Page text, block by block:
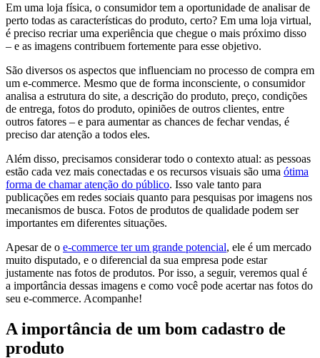
Em uma loja física, o consumidor tem a oportunidade de analisar de
perto todas as características do produto, certo? Em uma loja virtual,
é preciso recriar uma experiência que chegue o mais próximo disso
– e as imagens contribuem fortemente para esse objetivo.
São diversos os aspectos que influenciam no processo de compra em
um e-commerce. Mesmo que de forma inconsciente, o consumidor
analisa a estrutura do site, a descrição do produto, preço, condições
de entrega, fotos do produto, opiniões de outros clientes, entre
outros fatores – e para aumentar as chances de fechar vendas, é
preciso dar atenção a todos eles.
Além disso, precisamos considerar todo o contexto atual: as pessoas
estão cada vez mais conectadas e os recursos visuais são uma ótima
forma de chamar atenção do público. Isso vale tanto para
publicações em redes sociais quanto para pesquisas por imagens nos
mecanismos de busca. Fotos de produtos de qualidade podem ser
importantes em diferentes situações.
Apesar de o e-commerce ter um grande potencial, ele é um mercado
muito disputado, e o diferencial da sua empresa pode estar
justamente nas fotos de produtos. Por isso, a seguir, veremos qual é
a importância dessas imagens e como você pode acertar nas fotos do
seu e-commerce. Acompanhe!
A importância de um bom cadastro de
produto